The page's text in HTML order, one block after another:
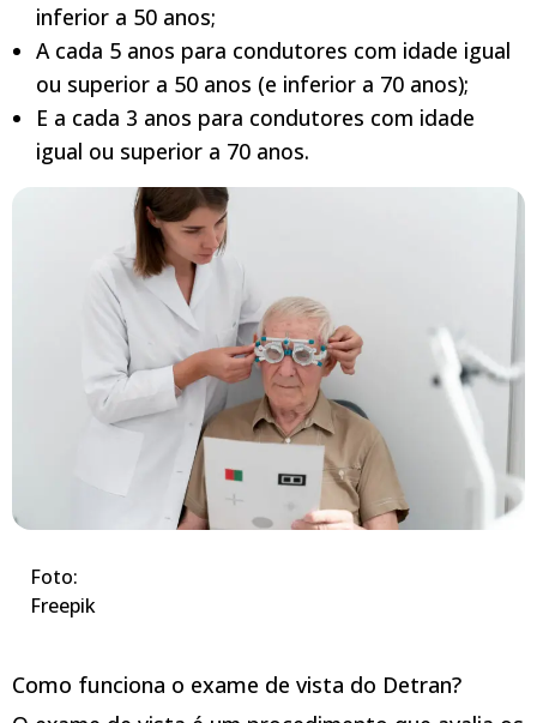
inferior a 50 anos;
A cada 5 anos para condutores com idade igual
ou superior a 50 anos (e inferior a 70 anos);
E a cada 3 anos para condutores com idade
igual ou superior a 70 anos.
Foto:
Freepik
Como funciona o exame de vista do Detran?